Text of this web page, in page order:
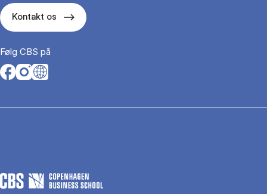
Kontakt os
Følg CBS på
Opens in a new tab
Opens in a new tab
Opens in a new tab